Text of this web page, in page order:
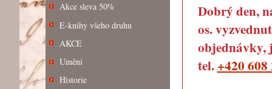
Akce sleva 50%
E-knihy všeho druhu
AKCE
Umění
Historie
Dobrý den,
os.
objednávky,
tel. +420 608